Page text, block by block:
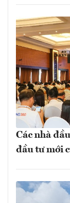
Các nhà
đầu tư mới